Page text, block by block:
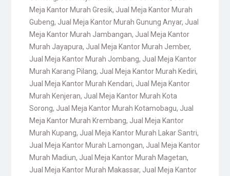
Meja Kantor Murah Gresik, Jual Meja Kantor Murah
Gubeng, Jual Meja Kantor Murah Gunung Anyar, Jual
Meja Kantor Murah Jambangan, Jual Meja Kantor
Murah Jayapura, Jual Meja Kantor Murah Jember,
Jual Meja Kantor Murah Jombang, Jual Meja Kantor
Murah Karang Pilang, Jual Meja Kantor Murah Kediri,
Jual Meja Kantor Murah Kendari, Jual Meja Kantor
Murah Kenjeran, Jual Meja Kantor Murah Kota
Sorong, Jual Meja Kantor Murah Kotamobagu, Jual
Meja Kantor Murah Krembang, Jual Meja Kantor
Murah Kupang, Jual Meja Kantor Murah Lakar Santri,
Jual Meja Kantor Murah Lamongan, Jual Meja Kantor
Murah Madiun, Jual Meja Kantor Murah Magetan,
Jual Meja Kantor Murah Makassar, Jual Meja Kantor